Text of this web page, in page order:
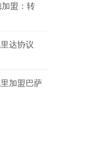
盟：转
达协议
加盟巴萨